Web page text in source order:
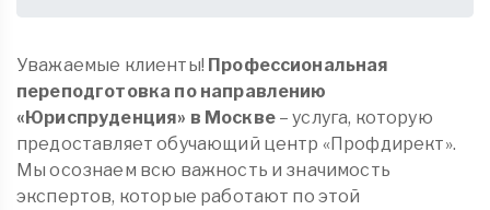
Уважаемые клиенты! Профессиональная
переподготовка по направлению
«Юриспруденция» в Москве – услуга, которую
предоставляет обучающий центр «Профдирект».
Мы осознаем всю важность и значимость
экспертов, которые работают по этой